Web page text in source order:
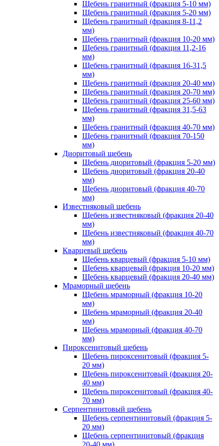
Щебень гранитный (фракция 5-10 мм)
Щебень гранитный (фракция 5-20 мм)
Щебень гранитный (фракция 8-11,2
мм)
Щебень гранитный (фракция 10-20 мм)
Щебень гранитный (фракция 11,2-16
мм)
Щебень гранитный (фракция 16-31,5
мм)
Щебень гранитный (фракция 20-40 мм)
Щебень гранитный (фракция 20-70 мм)
Щебень гранитный (фракция 25-60 мм)
Щебень гранитный (фракция 31,5-63
мм)
Щебень гранитный (фракция 40-70 мм)
Щебень гранитный (фракция 70-150
мм)
Диоритовый щебень
Щебень диоритовый (фракция 5-20 мм)
Щебень диоритовый (фракция 20-40
мм)
Щебень диоритовый (фракция 40-70
мм)
Известняковый щебень
Щебень известняковый (фракция 20-40
мм)
Щебень известняковый (фракция 40-70
мм)
Кварцевый щебень
Щебень кварцевый (фракция 5-10 мм)
Щебень кварцевый (фракция 10-20 мм)
Щебень кварцевый (фракция 20-40 мм)
Мраморный щебень
Щебень мраморный (фракция 10-20
мм)
Щебень мраморный (фракция 20-40
мм)
Щебень мраморный (фракция 40-70
мм)
Пироксенитовый щебень
Щебень пироксенитовый (фракция 5-
20 мм)
Щебень пироксенитовый (фракция 20-
40 мм)
Щебень пироксенитовый (фракция 40-
70 мм)
Серпентинитовый щебень
Щебень серпентинитовый (фракция 5-
20 мм)
Щебень серпентинитовый (фракция
20-40 мм)